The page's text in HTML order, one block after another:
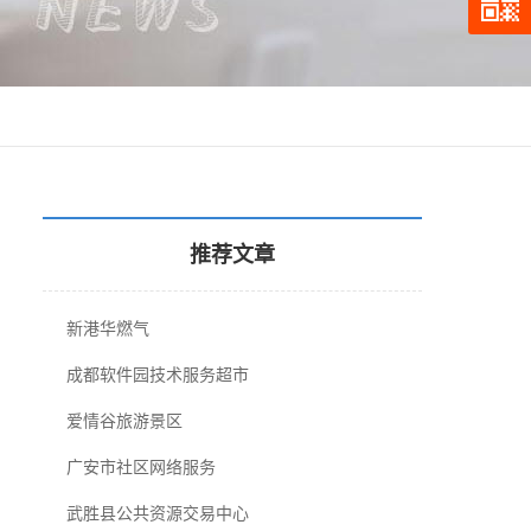
推荐文章
新港华燃气
成都软件园技术服务超市
爱情谷旅游景区
广安市社区网络服务
武胜县公共资源交易中心